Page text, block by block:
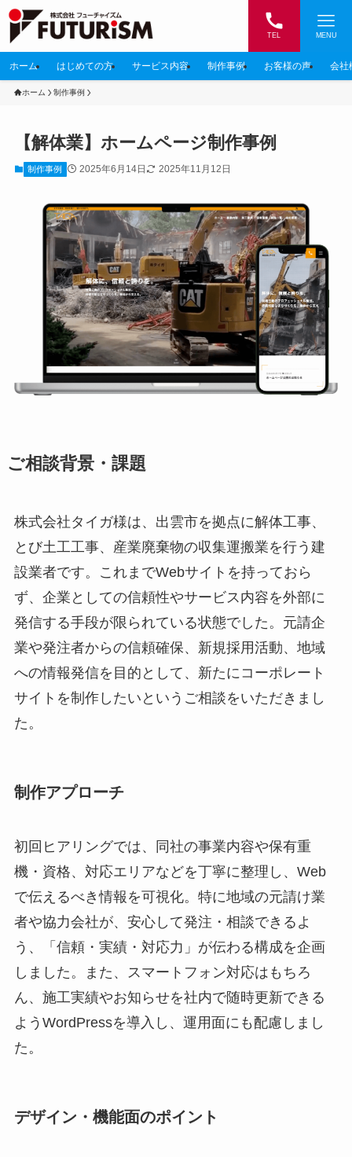
TEL MENU
ホーム はじめての方 サービス内容 制作事例 お客様の声 会社
ホーム 制作事例
【解体業】ホームページ制作事例
制作事例 2025年6月14日 2025年11月12日
ご相談背景・課題
株式会社タイガ様は、出雲市を拠点に解体工事、
とび土工工事、産業廃棄物の収集運搬業を行う建
設業者です。これまでWebサイトを持っておら
ず、企業としての信頼性やサービス内容を外部に
発信する手段が限られている状態でした。元請企
業や発注者からの信頼確保、新規採用活動、地域
への情報発信を目的として、新たにコーポレート
サイトを制作したいというご相談をいただきまし
た。
制作アプローチ
初回ヒアリングでは、同社の事業内容や保有重
機・資格、対応エリアなどを丁寧に整理し、Web
で伝えるべき情報を可視化。特に地域の元請け業
者や協力会社が、安心して発注・相談できるよ
う、「信頼・実績・対応力」が伝わる構成を企画
しました。また、スマートフォン対応はもちろ
ん、施工実績やお知らせを社内で随時更新できる
ようWordPressを導入し、運用面にも配慮しまし
た。
デザイン・機能面のポイント